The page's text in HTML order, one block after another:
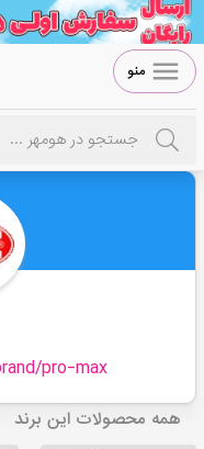
منو
pro-max
همه محصولات این برند